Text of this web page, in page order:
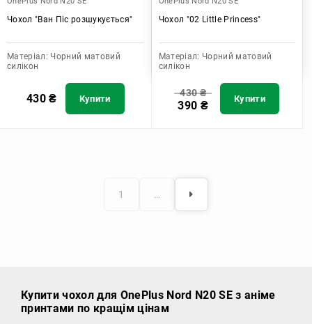
Чохол "Ван Піс розшукується"
Матеріал: Чорний матовий
силікон
430₴ Купити
Чохол "02 Little Princess"
Матеріал: Чорний матовий
силікон
430₴
390 ₴ Купити
1 …
Купити чохол для OnePlus Nord N20 SE з аніме
принтами по кращім цінам